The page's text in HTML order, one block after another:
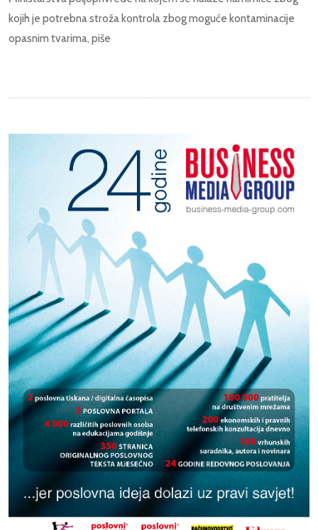
kojih je potrebna stroža kontrola zbog moguće kontaminacije
opasnim tvarima, piše